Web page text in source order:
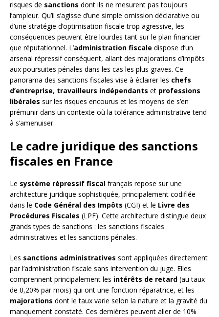
risques de sanctions dont ils ne mesurent pas toujours
l’ampleur. Qu’il s’agisse d’une simple omission déclarative ou
d’une stratégie d’optimisation fiscale trop agressive, les
conséquences peuvent être lourdes tant sur le plan financier
que réputationnel. L’administration fiscale dispose d’un
arsenal répressif conséquent, allant des majorations d’impôts
aux poursuites pénales dans les cas les plus graves. Ce
panorama des sanctions fiscales vise à éclairer les chefs
d’entreprise, travailleurs indépendants et professions
libérales sur les risques encourus et les moyens de s’en
prémunir dans un contexte où la tolérance administrative tend
à s’amenuiser.
Le cadre juridique des sanctions
fiscales en France
Le système répressif fiscal français repose sur une
architecture juridique sophistiquée, principalement codifiée
dans le Code Général des Impôts (CGI) et le Livre des
Procédures Fiscales (LPF). Cette architecture distingue deux
grands types de sanctions : les sanctions fiscales
administratives et les sanctions pénales.
Les sanctions administratives sont appliquées directement
par l’administration fiscale sans intervention du juge. Elles
comprennent principalement les intérêts de retard (au taux
de 0,20% par mois) qui ont une fonction réparatrice, et les
majorations dont le taux varie selon la nature et la gravité du
manquement constaté. Ces dernières peuvent aller de 10%